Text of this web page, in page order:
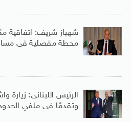
شهباز شريف: اتفاقية
محطة مفصلية فى مسار
الرئيس اللبنانى: زيارة
وتقدمًا فى ملفي